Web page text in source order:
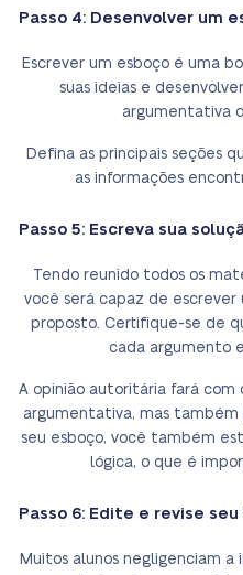
Passo 4: Desenvolver um
Escrever um esboço é uma
suas ideias e
argumentativa
Defina as principais seções
as informações
Passo 5: Escreva sua
Tendo reunido todos os
você será capaz de escrever
proposto. Certifique-se de
cada argumento
A opinião autoritária fará com
argumentativa, mas também
seu esboço, você também
lógica, o que é
Passo 6: Edite e revise
Muitos alunos negligenciam a